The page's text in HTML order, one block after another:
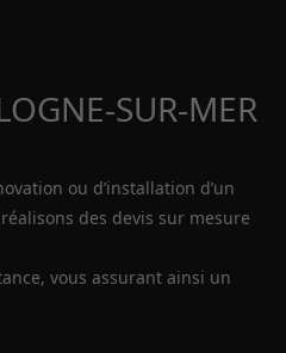
SUR-MER
ou d’installation d’un
des devis sur mesure
vous assurant ainsi un